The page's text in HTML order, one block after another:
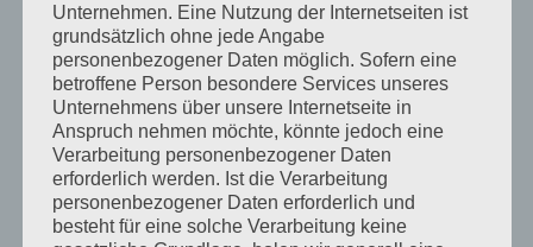
Januar 2026
Dezember 2025
April 2025
März 2025
Februar 2025
Januar 2025
Unternehmen. Eine Nutzung der Internetseiten ist
grundsätzlich ohne jede Angabe
personenbezogener Daten möglich. Sofern eine
betroffene Person besondere Services unseres
Unternehmens über unsere Internetseite in
Anspruch nehmen möchte, könnte jedoch eine
Verarbeitung personenbezogener Daten
erforderlich werden. Ist die Verarbeitung
personenbezogener Daten erforderlich und
besteht für eine solche Verarbeitung keine